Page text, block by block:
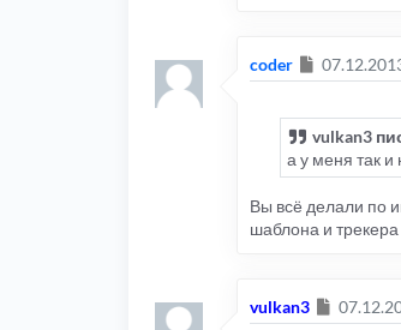
coder
vulkan3
а у меня так и
Вы всё делали по
шаблона и
vulkan3